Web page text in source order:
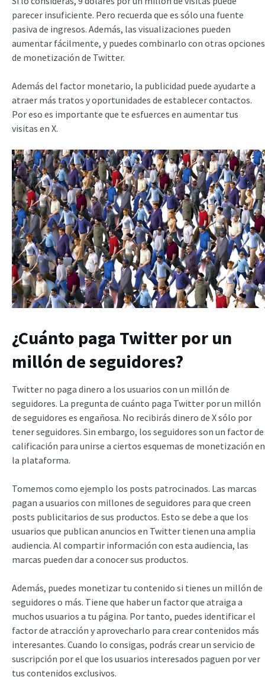
parecer insuficiente. Pero recuerda que es sólo una fuente
pasiva de ingresos. Además, las visualizaciones pueden
aumentar fácilmente, y puedes combinarlo con otras opciones
de monetización de Twitter.
Además del factor monetario, la publicidad puede ayudarte a
atraer más tratos y oportunidades de establecer contactos.
Por eso es importante que te esfuerces en aumentar tus
visitas en X.
¿Cuánto paga Twitter por un
millón de seguidores?
Twitter no paga dinero a los usuarios con un millón de
seguidores. La pregunta de cuánto paga Twitter por un millón
de seguidores es engañosa. No recibirás dinero de X sólo por
tener seguidores. Sin embargo, los seguidores son un factor de
calificación para unirse a ciertos esquemas de monetización en
la plataforma.
Tomemos como ejemplo los posts patrocinados. Las marcas
pagan a usuarios con millones de seguidores para que creen
posts publicitarios de sus productos. Esto se debe a que los
usuarios que publican anuncios en Twitter tienen una amplia
audiencia. Al compartir información con esta audiencia, las
marcas pueden dar a conocer sus productos.
Además, puedes monetizar tu contenido si tienes un millón de
seguidores o más. Tiene que haber un factor que atraiga a
muchos usuarios a tu página. Por tanto, puedes identificar el
factor de atracción y aprovecharlo para crear contenidos más
interesantes. Cuando lo consigas, podrás crear un servicio de
suscripción por el que los usuarios interesados paguen por ver
tus contenidos exclusivos.